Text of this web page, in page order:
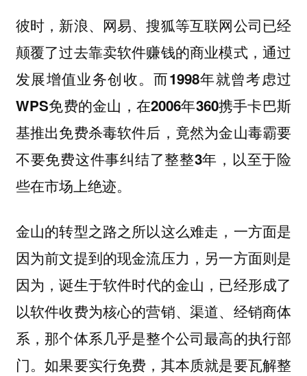
彼时，新浪、网易、搜狐等互联网公司已经
颠覆了过去靠卖软件赚钱的商业模式，通过
发展增值业务创收。而1998年就曾考虑过
WPS免费的金山，在2006年360携手卡巴斯
基推出免费杀毒软件后，竟然为金山毒霸要
不要免费这件事纠结了整整3年，以至于险
些在市场上绝迹。
金山的转型之路之所以这么难走，一方面是
因为前文提到的现金流压力，另一方面则是
因为，诞生于软件时代的金山，已经形成了
以软件收费为核心的营销、渠道、经销商体
系，那个体系几乎是整个公司最高的执行部
门。如果要实行免费，其本质就是要瓦解整